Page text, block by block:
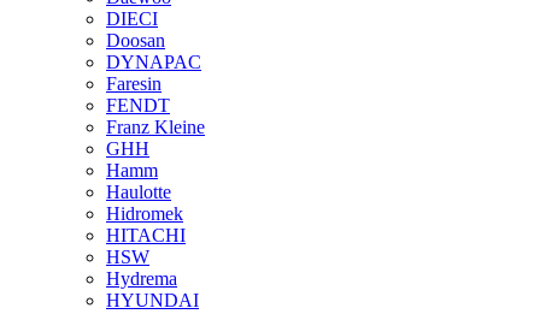
DIECI
Doosan
DYNAPAC
Faresin
FENDT
Franz Kleine
GHH
Hamm
Haulotte
Hidromek
HITACHI
HSW
Hydrema
HYUNDAI